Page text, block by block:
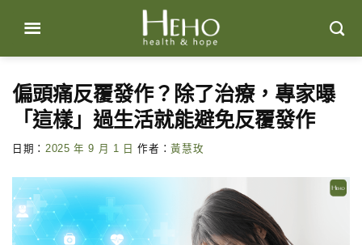
content
偏頭痛反覆發作？除了治療，專家曝
「這樣」過生活就能避免反覆發作
日期： 2025 年 9 月 1 日 作者：黃慧玫